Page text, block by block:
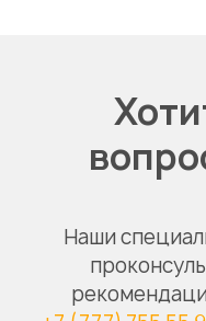
Наши